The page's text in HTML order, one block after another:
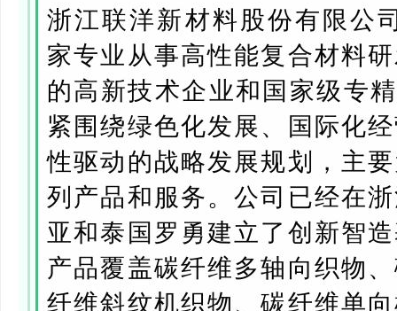
浙江联洋新材料股份有限公
家专业从事高性能复合材料
的高新技术企业和国家级专
紧围绕绿色化发展、国际化
性驱动的战略发展规划，主
列产品和服务。公司已经在
亚和泰国罗勇建立了创新智
产品覆盖碳纤维多轴向织物
纤维斜纹机织物、碳纤维单